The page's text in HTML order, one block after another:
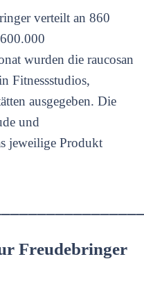
verteilt an 860
wurden die raucosan
Fitnessstudios,
ausgegeben. Die
und
jeweilige Produkt
Freudebringer